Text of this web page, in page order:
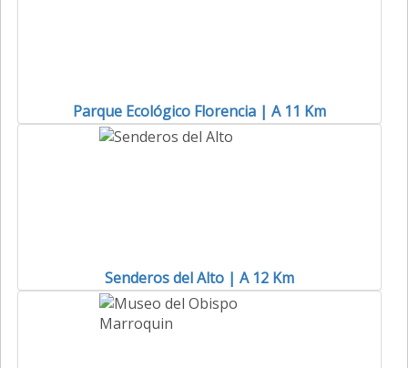
Parque Ecológico Florencia | A 11 Km
Senderos del Alto | A 12 Km